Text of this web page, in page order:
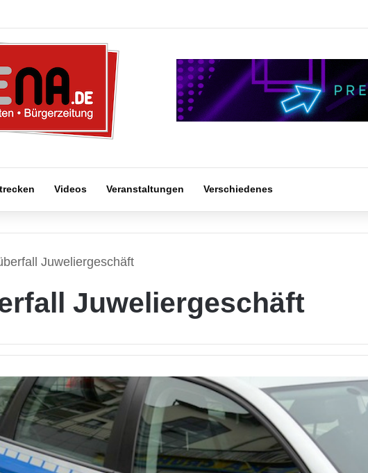
Videos Veranstaltungen Verschiedenes
Juweliergeschäft
Juweliergeschäft